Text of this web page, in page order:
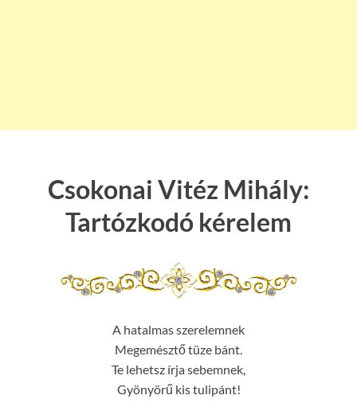
Csokonai Vitéz Mihály:
Tartózkodó kérelem
A hatalmas szerelemnek
Megemésztő tüze bánt.
Te lehetsz írja sebemnek,
Gyönyörű kis tulipánt!